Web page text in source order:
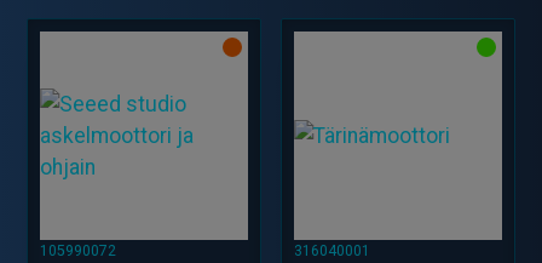
C3
V,
32
Bit
määrä
Bluetooth®-
105990072 316040001